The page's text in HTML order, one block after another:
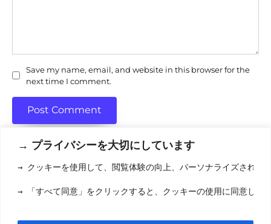
→ プライバシーを大切にしています
→ クッキーを使用して、閲覧体験の向上、パーソナライズされた
→ 「すべて同意」をクリックすると、クッキーの使用に同意した
Save my name, email, and website in this browser for the
next time I comment.
利用規約(りようきやく